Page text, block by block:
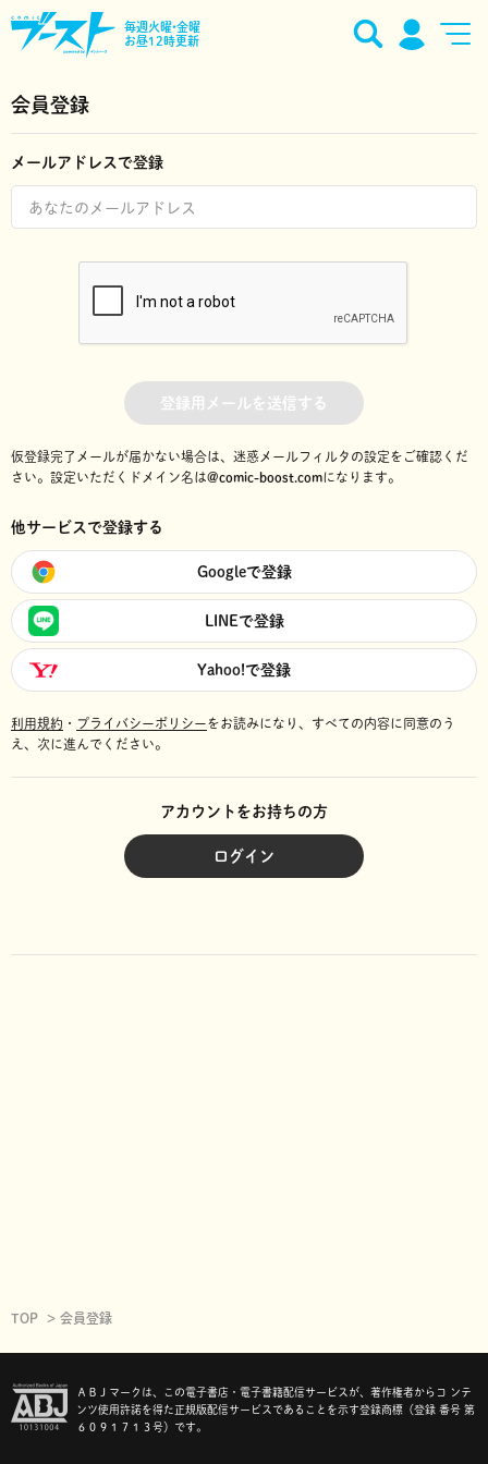
毎週火曜•金曜
お昼12時更新
会員登録
メールアドレスで登録
登録用メールを送信する
仮登録完了メールが届かない場合は、迷惑メールフィルタの設定をご確認くだ
さい。 設定いただくドメイン名は@comic-boost.comになります。
他サービスで登録する
Googleで登録
LINEで登録
Yahoo!で登録
利用規約 ・ プライバシーポリシーをお読みになり、 すべての内容に同意のう
え、次に進んでください。
アカウントをお持ちの方
ログイン
TOP 会員登録
ＡＢＪマークは、この電子書店・電子書籍配信サービスが、著作権者からコ ンテ
ンツ使用許諾を得た正規版配信サービスであることを示す登録商標（登録 番号 第
６０９１７１３号）です。